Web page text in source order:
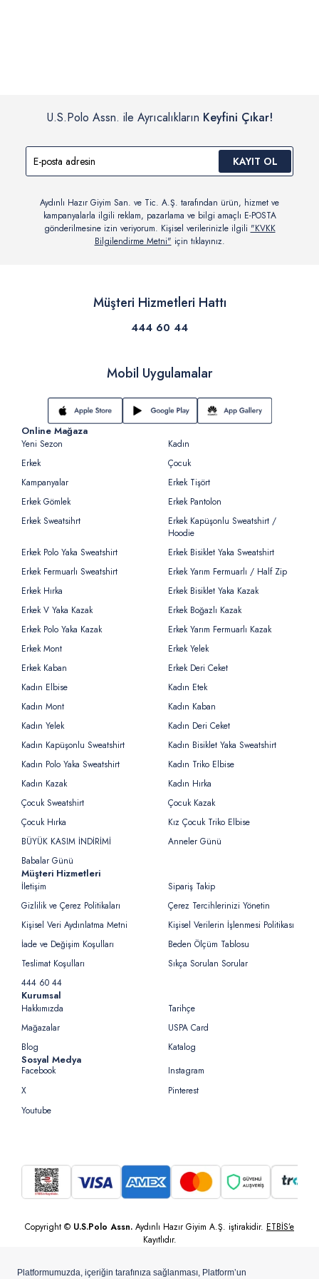
U.S.Polo Assn. ile Ayrıcalıkların Keyfini Çıkar!
KAYIT OL
Aydınlı Hazır Giyim San. ve Tic. A.Ş. tarafından ürün, hizmet ve
kampanyalarla ilgili reklam, pazarlama ve bilgi amaçlı E-POSTA
gönderilmesine izin veriyorum. Kişisel verilerinizle ilgili "KVKK
Bilgilendirme Metni" için tıklayınız.
Müşteri Hizmetleri Hattı
444 60 44
Mobil Uygulamalar
Online Mağaza
Yeni Sezon
Kadın
Erkek
Çocuk
Kampanyalar
Erkek Tişört
Erkek Gömlek
Erkek Pantolon
Erkek Sweatsihrt
Erkek Kapüşonlu Sweatshirt /
Hoodie
Erkek Polo Yaka Sweatshirt
Erkek Bisiklet Yaka Sweatshirt
Erkek Fermuarlı Sweatshirt
Erkek Yarım Fermuarlı / Half Zip
Erkek Hırka
Erkek Bisiklet Yaka Kazak
Erkek V Yaka Kazak
Erkek Boğazlı Kazak
Erkek Polo Yaka Kazak
Erkek Yarım Fermuarlı Kazak
Erkek Mont
Erkek Yelek
Erkek Kaban
Erkek Deri Ceket
Kadın Elbise
Kadın Etek
Kadın Mont
Kadın Kaban
Kadın Yelek
Kadın Deri Ceket
Kadın Kapüşonlu Sweatshirt
Kadın Bisiklet Yaka Sweatshirt
Kadın Polo Yaka Sweatshirt
Kadın Triko Elbise
Kadın Kazak
Kadın Hırka
Çocuk Sweatshirt
Çocuk Kazak
Çocuk Hırka
Kız Çocuk Triko Elbise
BÜYÜK KASIM İNDİRİMİ
Anneler Günü
Babalar Günü
Müşteri Hizmetleri
İletişim
Sipariş Takip
Gizlilik ve Çerez Politikaları
Çerez Tercihlerinizi Yönetin
Kişisel Veri Aydınlatma Metni
Kişisel Verilerin İşlenmesi Politikası
İade ve Değişim Koşulları
Beden Ölçüm Tablosu
Teslimat Koşulları
Sıkça Sorulan Sorular
444 60 44
Kurumsal
Hakkımızda
Tarihçe
Mağazalar
USPA Card
Blog
Katalog
Sosyal Medya
Facebook
Instagram
X
Pinterest
Youtube
Copyright © U.S.Polo Assn. Aydınlı Hazır Giyim A.Ş. iştirakidir. ETBİS’e
Kayıtlıdır.